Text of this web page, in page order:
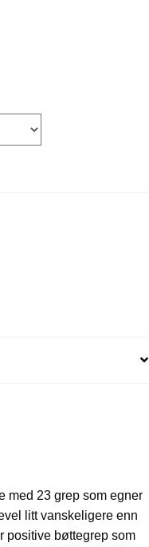
med 23 grep som egner
litt vanskeligere enn
positive bøttegrep som